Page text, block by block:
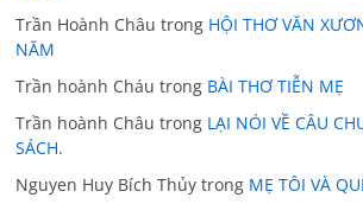
Trần Hoành Châu trong HỘI THƠ VĂN
NĂM
Trần hoành Cháu trong BÀI THƠ TIỄN MẸ
Trần hoành Châu trong LẠI NÓI VỀ CÂU
SÁCH.
Nguyen Huy Bích Thủy trong MẸ TÔI VÀ